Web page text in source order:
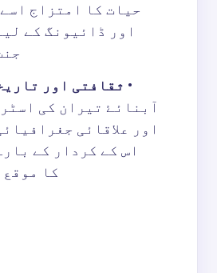
حیات کا امتزاج
اور ڈائیونگ کے
• ثقافتی اور
آبنائۓ تیران کی
اور علاقائی
اس کے کردار کے
کا موقع